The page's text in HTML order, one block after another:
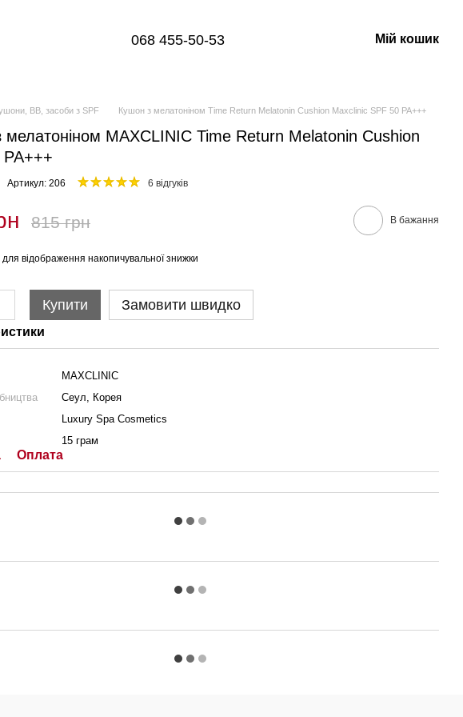
068 455-50-53 Мій кошик
ВВ, засоби з SPF Кушон з мелатоніном Time Return Melatonin Cushion Maxclinic SPF 50 PA+++
MAXCLINIC Time Return Melatonin Cushion
Артикул: 206 6 відгуків
815 грн В бажання
для відображення накопичувальної знижки
Купити Замовити швидко
MAXCLINIC
Сеул, Корея
Luxury Spa Cosmetics
15 грам
Оплата